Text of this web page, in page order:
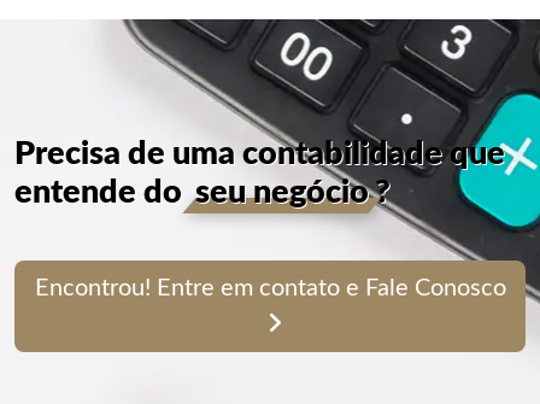
Precisa de uma contabilidade que
entende do seu negócio?
Encontrou! Entre em contato e Fale Conosco